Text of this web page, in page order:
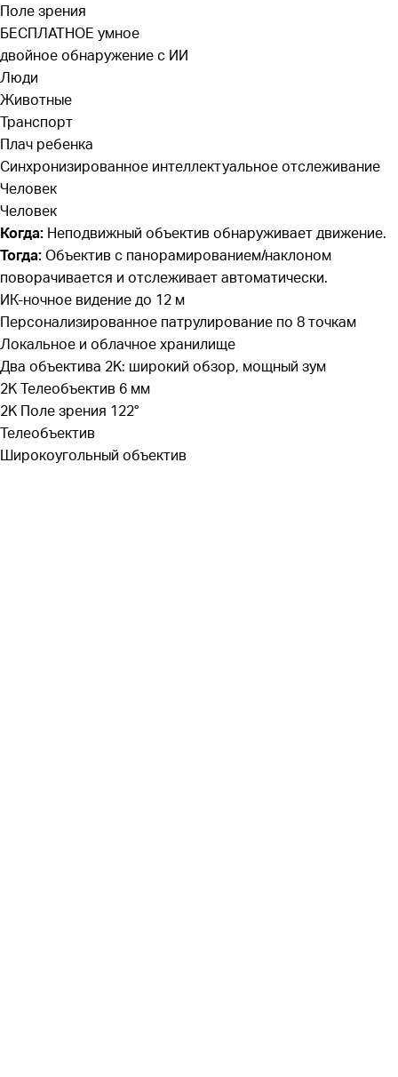
Поле зрения
БЕСПЛАТНОЕ умное
двойное обнаружение с ИИ
Люди
Животные
Транспорт
Плач ребенка
Синхронизированное интеллектуальное отслеживание
Человек
Человек
Когда: Неподвижный объектив обнаруживает движение.
Тогда:Объектив с панорамированием/наклоном
поворачивается и отслеживает автоматически.
ИК-ночное видение до 12 м
Персонализированное патрулирование по 8 точкам
Локальное и облачное хранилище
Два объектива 2K: широкий обзор, мощный зум
2KТелеобъектив 6 мм
2K Поле зрения 122°
Телеобъектив
Широкоугольный объектив